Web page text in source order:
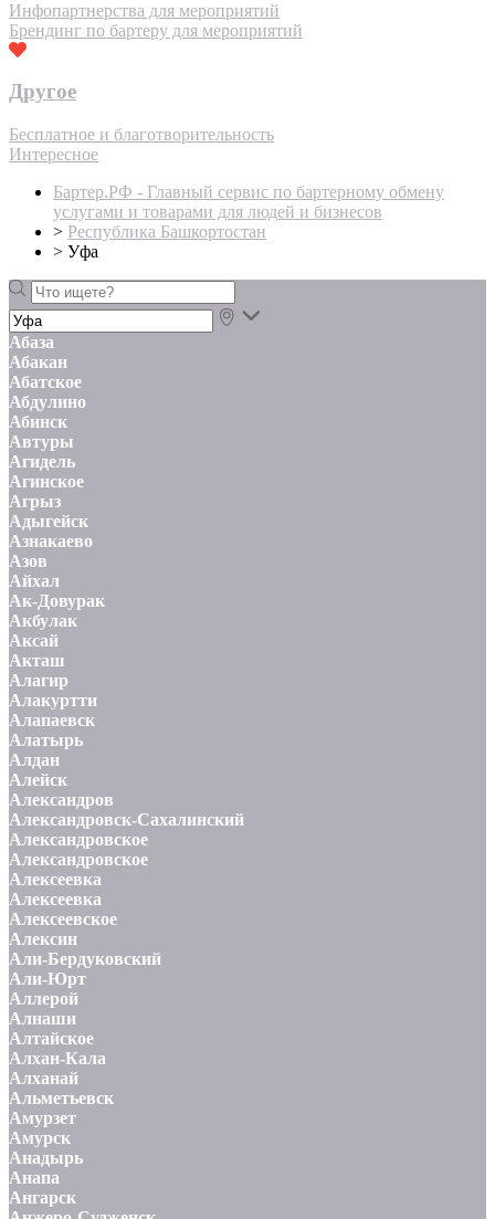
Инфопартнерства для мероприятий
Брендинг по бартеру для мероприятий
Другое
Бесплатное и благотворительность
Интересное
Бартер.РФ - Главный сервис по бартерному обмену
услугами и товарами для людей и бизнесов
> Республика Башкортостан
> Уфа
Абаза
Абакан
Абатское
Абдулино
Абинск
Автуры
Агидель
Агинское
Агрыз
Адыгейск
Азнакаево
Азов
Айхал
Ак-Довурак
Акбулак
Аксай
Акташ
Алагир
Алакуртти
Алапаевск
Алатырь
Алдан
Алейск
Александров
Александровск-Сахалинский
Александровское
Александровское
Алексеевка
Алексеевка
Алексеевское
Алексин
Али-Бердуковский
Али-Юрт
Аллерой
Алнаши
Алтайское
Алхан-Кала
Алханай
Альметьевск
Амурзет
Амурск
Анадырь
Анапа
Ангарск